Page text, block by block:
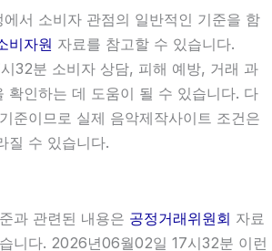
서 소비자 관점의 일반적인 기준을 함
비자원 자료를 참고할 수 있습니다.
32분 소비자 상담, 피해 예방, 거래 과
확인하는 데 도움이 될 수 있습니다. 다
준이므로 실제 음악제작사이트 조건은
질 수 있습니다.
과 관련된 내용은 공정거래위원회 자료
니다. 2026년06월02일 17시32분 이런